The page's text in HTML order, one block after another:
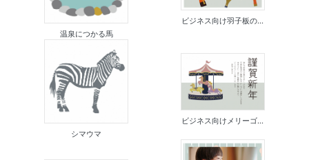
温泉につかる馬
ビジネス向け羽子板の...
シマウマ
ビジネス向けメリーゴ...